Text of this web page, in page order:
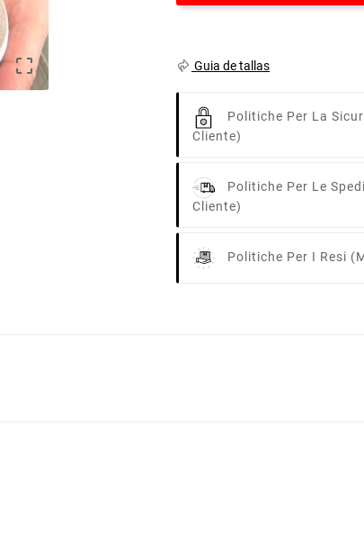
 Guia de tallas
Politiche Per La
Cliente)
Politiche Per Le
Cliente)
Politiche Per I Resi